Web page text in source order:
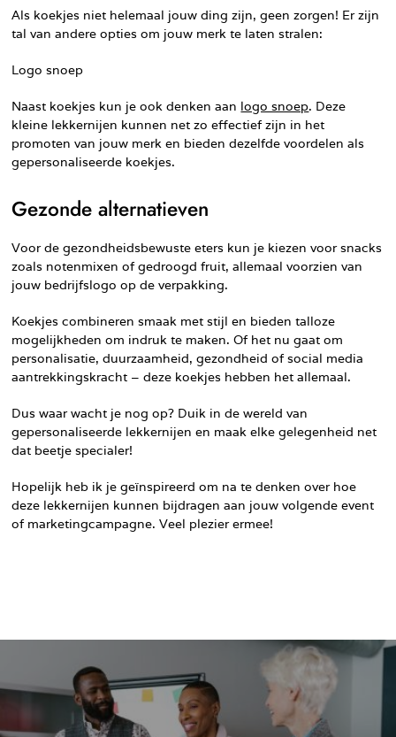
Als koekjes niet helemaal jouw ding zijn, geen zorgen! Er zijn
tal van andere opties om jouw merk te laten stralen:
Logo snoep
Naast koekjes kun je ook denken aan logo snoep. Deze
kleine lekkernijen kunnen net zo effectief zijn in het
promoten van jouw merk en bieden dezelfde voordelen als
gepersonaliseerde koekjes.
Gezonde alternatieven
Voor de gezondheidsbewuste eters kun je kiezen voor snacks
zoals notenmixen of gedroogd fruit, allemaal voorzien van
jouw bedrijfslogo op de verpakking.
Koekjes combineren smaak met stijl en bieden talloze
mogelijkheden om indruk te maken. Of het nu gaat om
personalisatie, duurzaamheid, gezondheid of social media
aantrekkingskracht – deze koekjes hebben het allemaal.
Dus waar wacht je nog op? Duik in de wereld van
gepersonaliseerde lekkernijen en maak elke gelegenheid net
dat beetje specialer!
Hopelijk heb ik je geïnspireerd om na te denken over hoe
deze lekkernijen kunnen bijdragen aan jouw volgende event
of marketingcampagne. Veel plezier ermee!